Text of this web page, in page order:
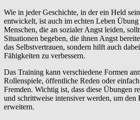
Wie in jeder Geschichte, in der ein Held
entwickelt, ist auch im echten Leben Übung
Menschen, die an sozialer Angst leiden,
Situationen begeben, die ihnen Angst
das Selbstvertrauen, sondern hilft auch
Fähigkeiten zu verbessern.
Das Training kann verschiedene Formen
Rollenspiele, öffentliche Reden oder
Fremden. Wichtig ist, dass diese Übungen
und schrittweise intensiver werden, um den
erweitern.